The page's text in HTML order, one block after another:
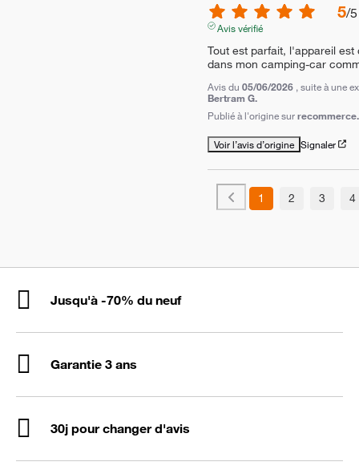
5/5
Avis vérifié
Tout est parfait, l'appareil
dans mon camping-car
Avis du 05/06/2026 , suite à une
Bertram G.
Publié à l'origine sur
Voir l’avis d’origine Signaler
1 2 3 4
Jusqu'à -70% du neuf
Garantie 3 ans
30j pour changer d'avis